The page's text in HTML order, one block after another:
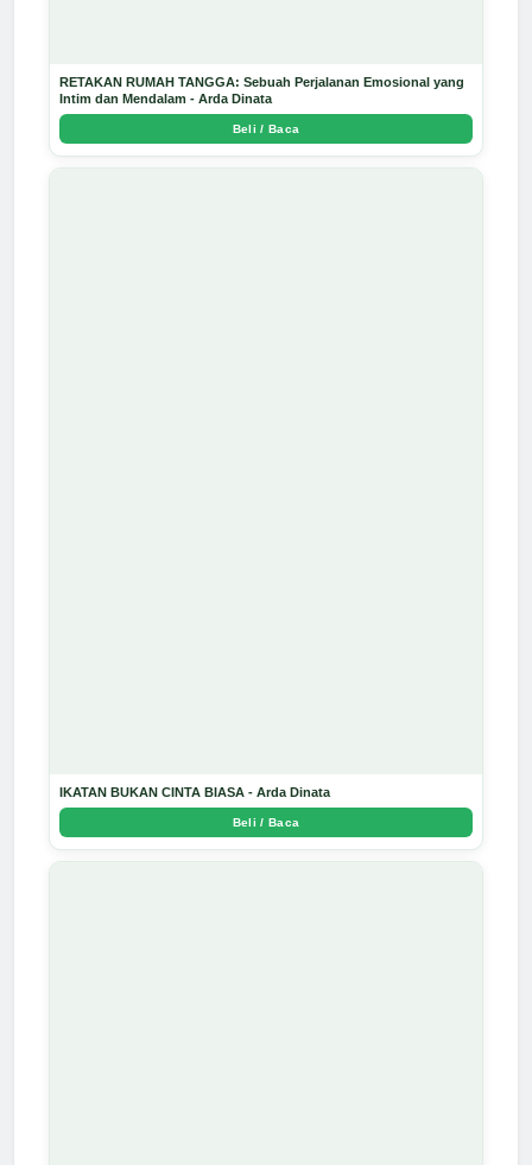
RETAKAN RUMAH TANGGA: Sebuah Perjalanan Emosional yang
Intim dan Mendalam - Arda Dinata
Beli / Baca
IKATAN BUKAN CINTA BIASA - Arda Dinata
Beli / Baca